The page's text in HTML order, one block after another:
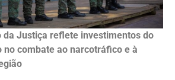
da Justiça reflete investimentos do
no combate ao narcotráfico e à